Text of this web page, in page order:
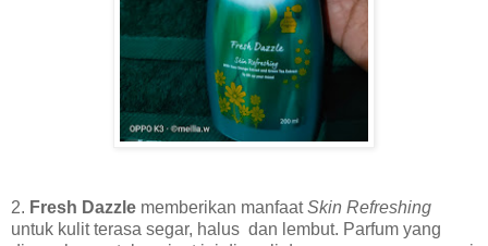
2. Fresh Dazzle memberikan manfaatSkin Refreshing
untuk kulit terasa segar, halus dan lembut. Parfum yang